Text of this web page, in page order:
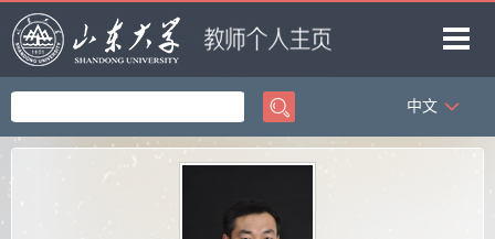
首页
中文